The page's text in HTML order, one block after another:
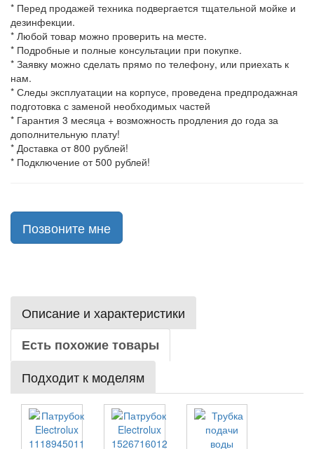
* Перед продажей техника подвергается тщательной мойке и
дезинфекции.
* Любой товар можно проверить на месте.
* Подробные и полные консультации при покупке.
* Заявку можно сделать прямо по телефону, или приехать к
нам.
* Следы эксплуатации на корпусе, проведена предпродажная
подготовка с заменой необходимых частей
* Гарантия 3 месяца + возможность продления до года за
дополнительную плату!
* Доставка от 800 рублей!
* Подключение от 500 рублей!
Позвоните мне
Описание и характеристики
Есть похожие товары
Подходит к моделям